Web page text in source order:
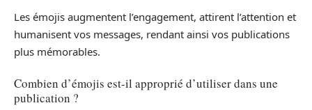
Les émojis augmentent l’engagement, attirent l’attention et
humanisent vos messages, rendant ainsi vos publications
plus mémorables.
Combien d’émojis est-il approprié d’utiliser dans une
publication ?